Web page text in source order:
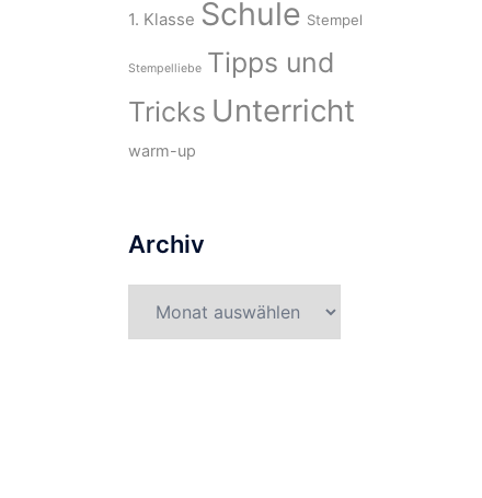
1. Klasse Schule Stempel
Stempelliebe Tipps und
Tricks Unterricht
warm-up
Archiv